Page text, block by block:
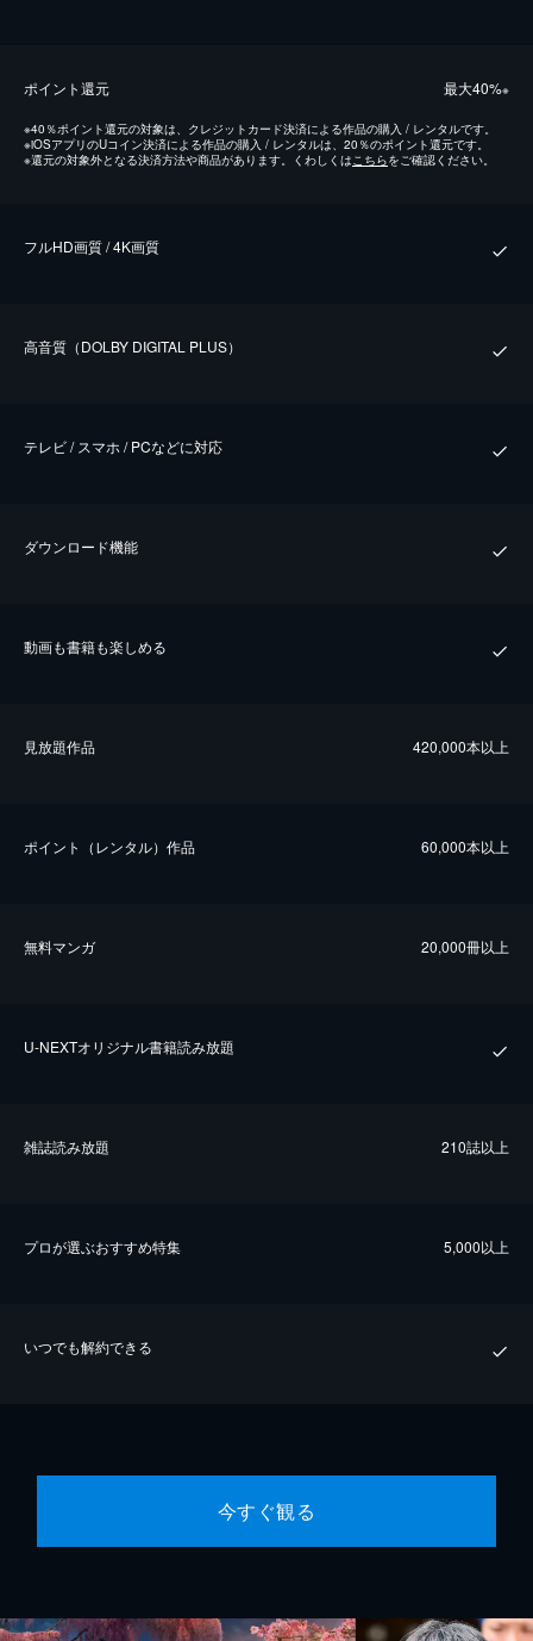
ポイント還元 最⼤40%※
※40％ポイント還元の対象は、クレジットカード決済による作品の購入 / レンタルです。
※iOSアプリのUコイン決済による作品の購入 / レンタルは、20％のポイント還元です。
※還元の対象外となる決済方法や商品があります。くわしくは こちらをご確認ください。
フルHD画質 / 4K画質
⾼⾳質（DOLBY DIGITAL PLUS）
テレビ / スマホ / PCなどに対応
ダウンロード機能
動画も書籍も楽しめる
⾒放題作品 420,000本以上
ポイント（レンタル）作品 60,000本以上
無料マンガ 20,000冊以上
U-NEXTオリジナル書籍読み放題
雑誌読み放題 210誌以上
プロが選ぶおすすめ特集 5,000以上
いつでも解約できる
今すぐ観る